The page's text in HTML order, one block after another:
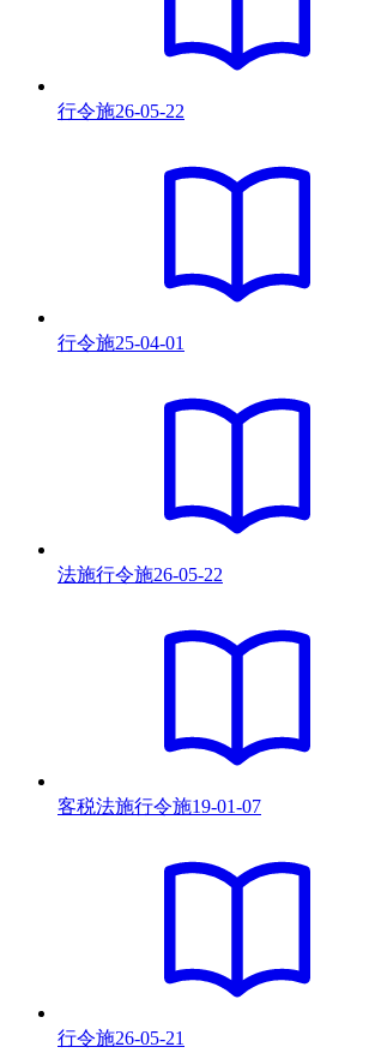
行令施26-05-22
行令施25-04-01
法施行令施26-05-22
客税法施行令施19-01-07
行令施26-05-21